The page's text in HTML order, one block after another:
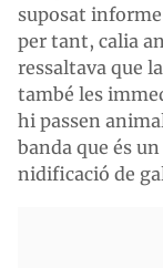
suposat
per tant, calia
ressaltava que
també les
hi passen
banda que és
nidificació de